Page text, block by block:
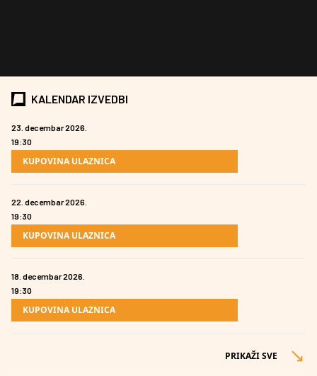
KALENDAR IZVEDBI
23. decembar 2026.
19:30
KUPOVINA ULAZNICA
22. decembar 2026.
19:30
KUPOVINA ULAZNICA
18. decembar 2026.
19:30
KUPOVINA ULAZNICA
PRIKAŽI SVE